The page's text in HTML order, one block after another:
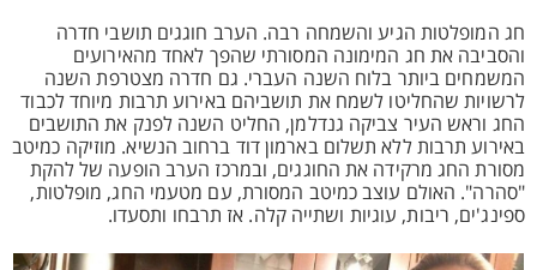
חג המופלטות הגיע והשמחה רבה. הערב חוגגים תושבי חדרה
והסביבה את חג המימונה המסורתי שהפך לאחד מהאירועים
המשמחים ביותר בלוח השנה העברי. גם חדרה מצטרפת השנה
לרשויות שהחליטו לשמח את תושביהם באירוע תרבות מיוחד לכבוד
החג וראש העיר צביקה גנדלמן, החליט השנה לפנק את התושבים
באירוע תרבות ללא תשלום בארמון דוד ברחוב הנשיא. מוזיקה כמיטב
מסורת החג מרקידה את החוגגים, ובמרכז הערב הופעה של להקת
"סהרה". האולם עוצב כמיטב המסורת, עם מטעמי החג, מופלטות,
ספינג'ים, ריבות, עוגיות ושתייה קלה. אז תרבחו ותסעדו.